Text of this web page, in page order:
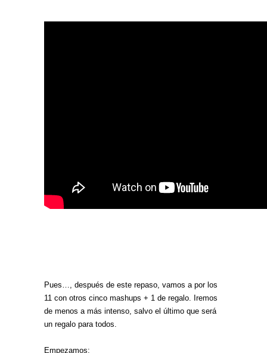
Pues…, después de este repaso, vamos a por los
11 con otros cinco mashups + 1 de regalo. Iremos
de menos a más intenso, salvo el último que será
un regalo para todos.
Empezamos: